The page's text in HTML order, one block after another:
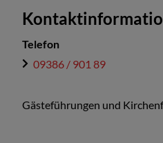
Gästeführungen und
Telefon
09386 / 901 89